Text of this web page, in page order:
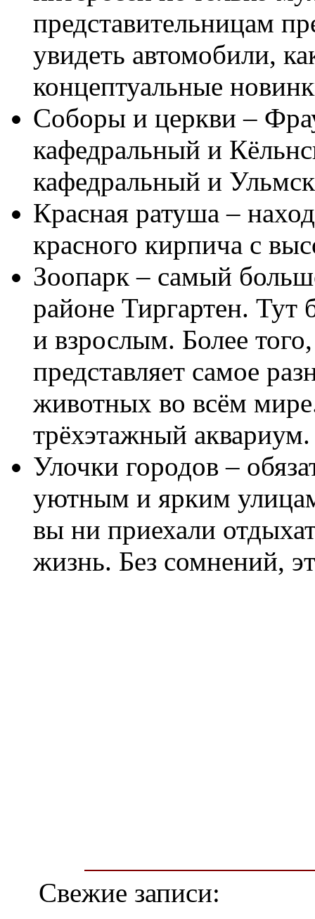
представительницам
увидеть автомобили,
концептуальные
Соборы и церкви –
кафедральный и
кафедральный и
Красная ратуша –
красного кирпича с
Зоопарк – самый
районе Тиргартен. Тут
и взрослым. Более
представляет самое
животных во всём
трёхэтажный аквариум.
Улочки городов –
уютным и ярким
вы ни приехали
жизнь. Без сомнений,
Свежие записи: